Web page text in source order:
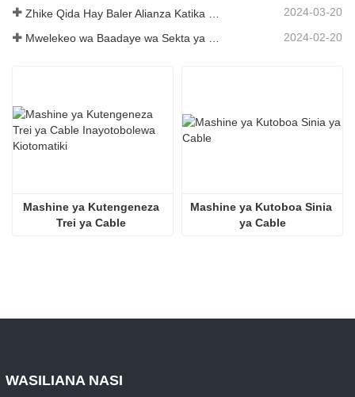
2024-03-20
2024-02-20
Mashine ya Kutengeneza
Trei ya Cable
Mashine ya Kutoboa Sinia
ya Cable
WASILIANA NASI